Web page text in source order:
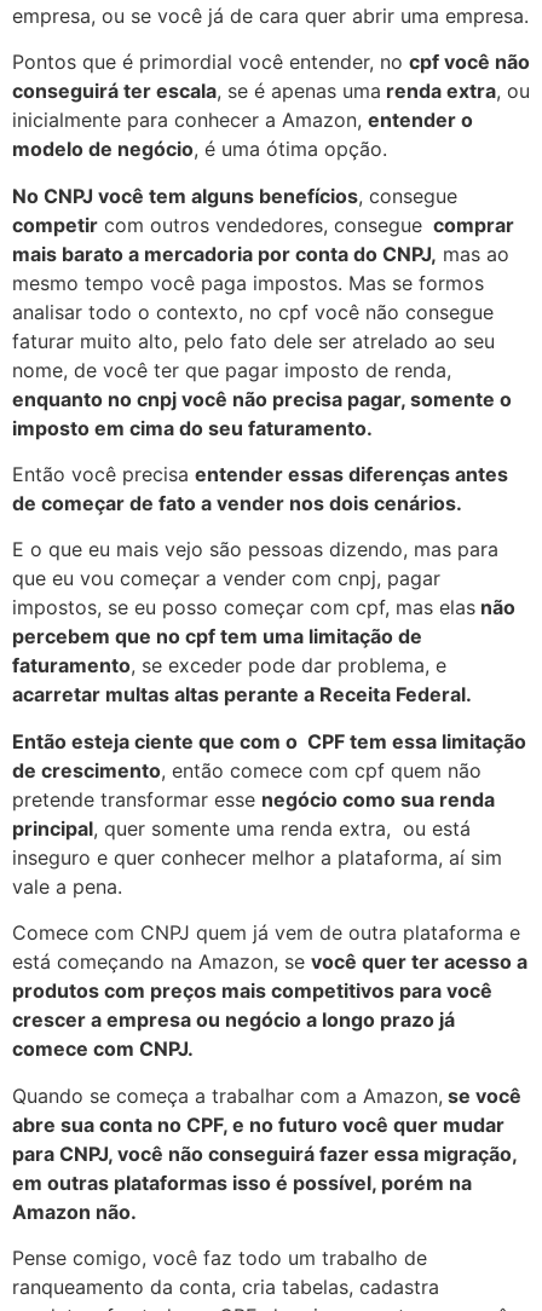
empresa, ou se você já de cara quer abrir uma empresa.
Pontos que é primordial você entender, no cpf você não
conseguirá ter escala, se é apenas uma renda extra, ou
inicialmente para conhecer a Amazon, entender o
modelo de negócio, é uma ótima opção.
No CNPJ você tem alguns benefícios, consegue
competir com outros vendedores, consegue comprar
mais barato a mercadoria por conta do CNPJ, mas ao
mesmo tempo você paga impostos. Mas se formos
analisar todo o contexto, no cpf você não consegue
faturar muito alto, pelo fato dele ser atrelado ao seu
nome, de você ter que pagar imposto de renda,
enquanto no cnpj você não precisa pagar, somente o
imposto em cima do seu faturamento.
Então você precisa entender essas diferenças antes
de começar de fato a vender nos dois cenários.
E o que eu mais vejo são pessoas dizendo, mas para
que eu vou começar a vender com cnpj, pagar
impostos, se eu posso começar com cpf, mas elas não
percebem que no cpf tem uma limitação de
faturamento, se exceder pode dar problema, e
acarretar multas altas perante a Receita Federal.
Então esteja ciente que com o CPF tem essa limitação
de crescimento, então comece com cpf quem não
pretende transformar esse negócio como sua renda
principal, quer somente uma renda extra, ou está
inseguro e quer conhecer melhor a plataforma, aí sim
vale a pena.
Comece com CNPJ quem já vem de outra plataforma e
está começando na Amazon, se você quer ter acesso a
produtos com preços mais competitivos para você
crescer a empresa ou negócio a longo prazo já
comece com CNPJ.
Quando se começa a trabalhar com a Amazon, se você
abre sua conta no CPF, e no futuro você quer mudar
para CNPJ, você não conseguirá fazer essa migração,
em outras plataformas isso é possível, porém na
Amazon não.
Pense comigo, você faz todo um trabalho de
ranqueamento da conta, cria tabelas, cadastra